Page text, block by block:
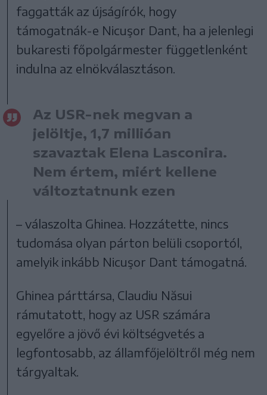
faggatták az újságírók, hogy
támogatnák-e Nicuşor Dant, ha a jelenlegi
bukaresti főpolgármester függetlenként
indulna az elnökválasztáson.
Az USR-nek megvan a
jelöltje, 1,7 millióan
szavaztak Elena Lasconira.
Nem értem, miért kellene
változtatnunk ezen
– válaszolta Ghinea. Hozzátette, nincs
tudomása olyan párton belüli csoportól,
amelyik inkább Nicuşor Dant támogatná.
Ghinea párttársa, Claudiu Năsui
rámutatott, hogy az USR számára
egyelőre a jövő évi költségvetés a
legfontosabb, az államfőjelöltről még nem
tárgyaltak.